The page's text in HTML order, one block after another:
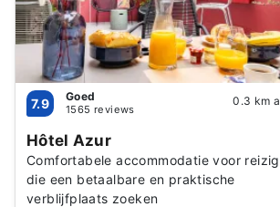
7.9 Goed
1565 reviews
0.3 km
Hôtel Azur
Comfortabele accommodatie voor
die een betaalbare en praktische
verblijfplaats zoeken